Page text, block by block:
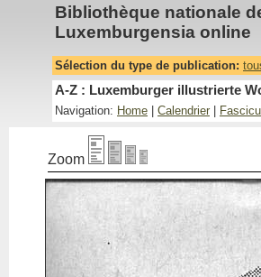
Bibliothèque nationale
Luxemburgensia online
Sélection du type de publication:
A-Z : Luxemburger illustrierte
Navigation: Home Calendrier
Zoom